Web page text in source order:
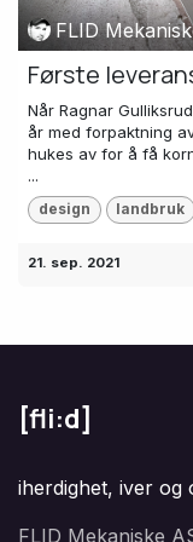
FLID
Første
Når Ragnar
år med forpaktning
hukes av for å få
...
design landbruk
21. sep. 2021
[fli:d]
iherdighet, iver og
FLID Mekaniske